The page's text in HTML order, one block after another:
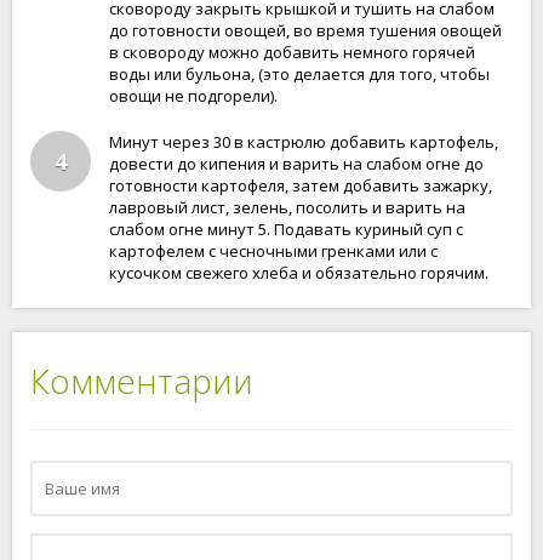
сковороду закрыть крышкой и тушить на слабом
до готовности овощей, во время тушения овощей
в сковороду можно добавить немного горячей
воды или бульона, (это делается для того, чтобы
овощи не подгорели).
4
Минут через 30 в кастрюлю добавить картофель,
довести до кипения и варить на слабом огне до
готовности картофеля, затем добавить зажарку,
лавровый лист, зелень, посолить и варить на
слабом огне минут 5. Подавать куриный суп с
картофелем с чесночными гренками или с
кусочком свежего хлеба и обязательно горячим.
Комментарии